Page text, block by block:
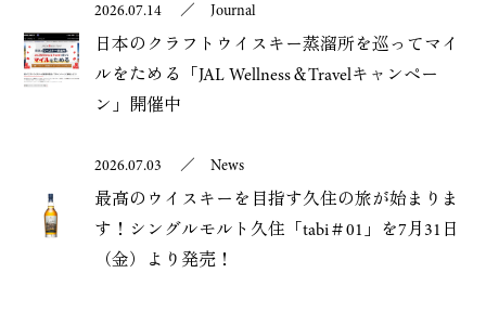
2026.07.14／ Journal
日本のクラフトウイスキー蒸溜所を巡ってマイ
ルをためる「JAL Wellness＆Travelキャンペー
ン」開催中
2026.07.03 ／ News
最高のウイスキーを目指す久住の旅が始まりま
す！シングルモルト久住「tabi＃01」を7月31日
（金）より発売！